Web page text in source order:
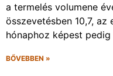
a termelés volumene
összevetésben 10,7, az
hónaphoz képest
BŐVEBBEN »